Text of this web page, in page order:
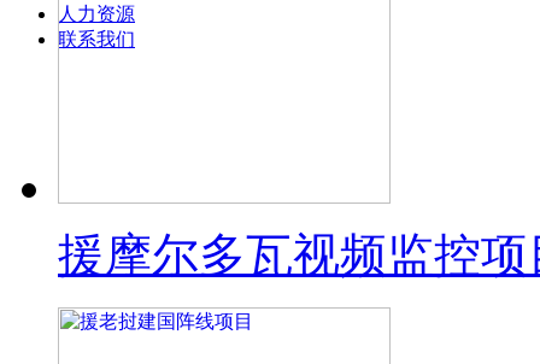
人力资源
联系我们
援摩尔多瓦视频监控项